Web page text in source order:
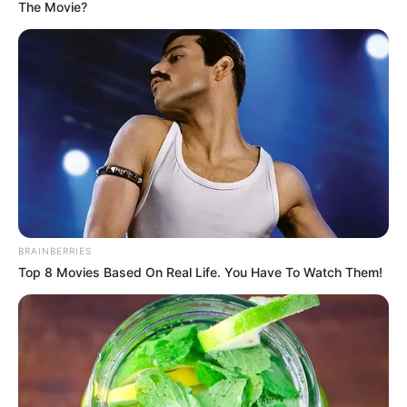
Odveo sam djevojku u staru kuću svoje majke da
provjerim hoće li prihvatiti moje siromašno porijeklo,
a ona mi je ondje pokazala papire koji su dokazali da
je mjesecima brinula o mojoj majci bolje nego ja
danakolovoza 09, 2026
The Movie?
BRAINBERRIES
Top 8 Movies Based On Real Life. You Have To Watch Them!